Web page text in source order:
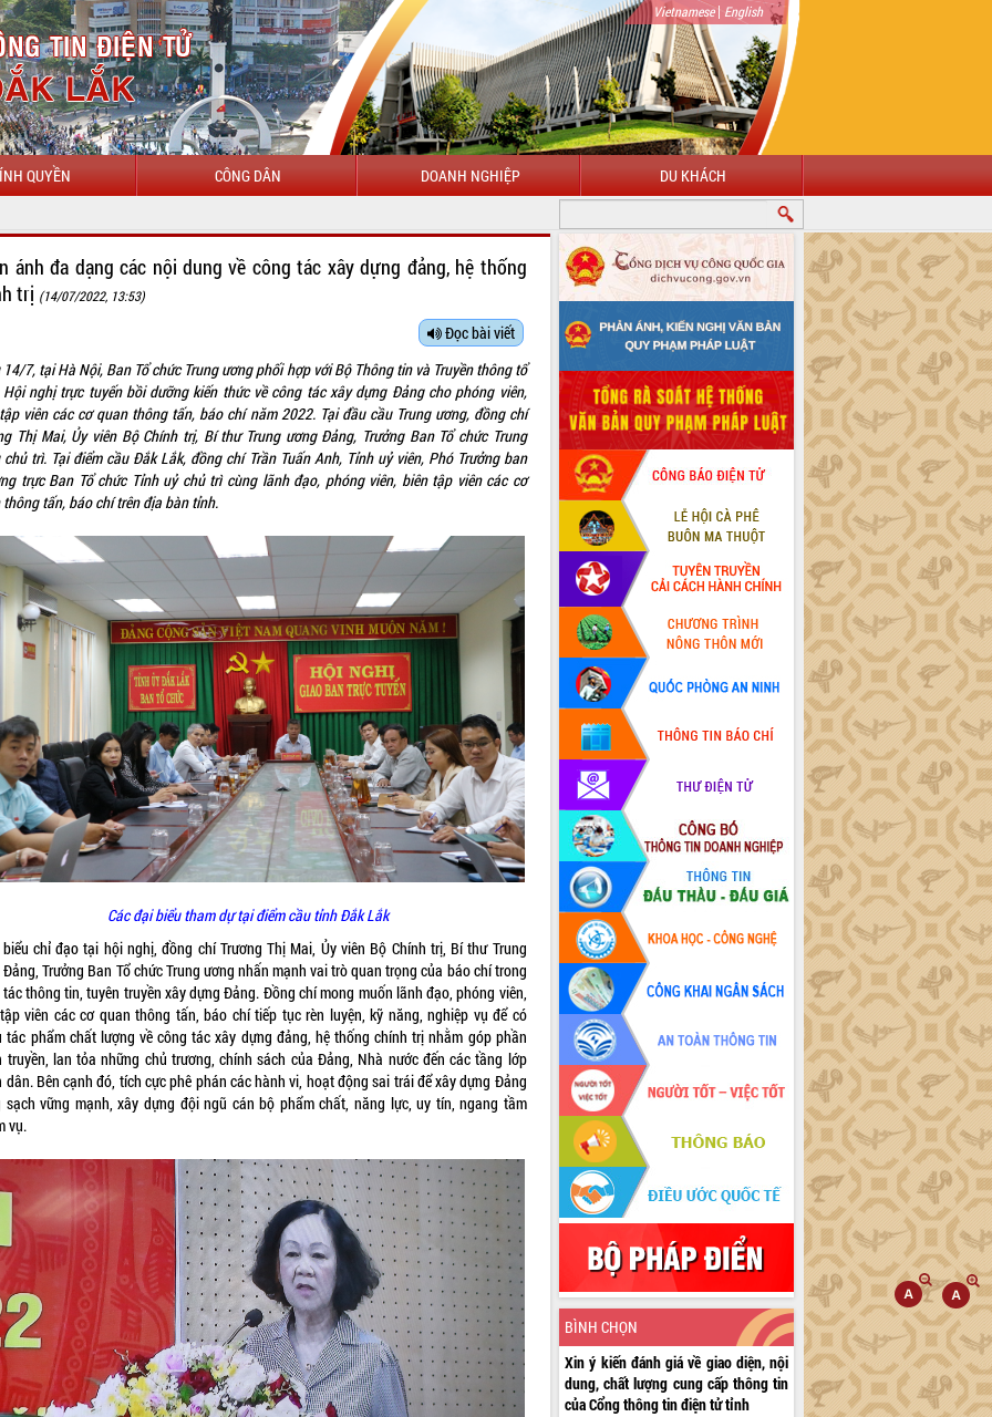
Vietnamese| English
QUYỀN CÔNG DÂN DOANH NGHIỆP DU KHÁCH
CHÀO MỪNG ĐẾN VỚI CỔNG THÔNG TIN ĐIỆN TỬ TỈNH ĐẮK LẮK
ánh đa dạng các nội dung về công tác xây dựng đảng, hệ thống
trị (14/07/2022, 13:53)
Đọc bài viết
14/7, tại Hà Nội, Ban Tổ chức Trung ương phối hợp với Bộ Thông tin và Truyền thông tổ
Hội nghị trực tuyến bồi dưỡng kiến thức về công tác xây dựng Đảng cho phóng viên,
viên các cơ quan thông tấn, báo chí năm 2022. Tại đầu cầu Trung ương, đồng chí
Thị Mai, Ủy viên Bộ Chính trị, Bí thư Trung ương Đảng, Trưởng Ban Tổ chức Trung
chủ trì. Tại điểm cầu Đắk Lắk, đồng chí Trần Tuấn Anh, Tỉnh uỷ viên, Phó Trưởng ban
trực Ban Tổ chức Tỉnh uỷ chủ trì cùng lãnh đạo, phóng viên, biên tập viên các cơ
thông tấn, báo chí trên địa bàn tỉnh.
Các đại biểu tham dự tại điểm cầu tỉnh Đắk Lắk
chỉ đạo tại hội nghị, đồng chí Trương Thị Mai, Ủy viên Bộ Chính trị, Bí thư Trung
Trưởng Ban Tổ chức Trung ương nhấn mạnh vai trò quan trọng của báo chí trong
thông tin, tuyên truyền xây dựng Đảng. Đồng chí mong muốn lãnh đạo, phóng viên,
viên các cơ quan thông tấn, báo chí tiếp tục rèn luyện, kỹ năng, nghiệp vụ để có
tác phẩm chất lượng về công tác xây dựng đảng, hệ thống chính trị nhằm góp phần
truyền, lan tỏa những chủ trương, chính sách của Đảng, Nhà nước đến các tầng lớp
dân. Bên cạnh đó, tích cực phê phán các hành vi, hoạt động sai trái để xây dựng Đảng
sạch vững mạnh, xây dựng đội ngũ cán bộ phẩm chất, năng lực, uy tín, ngang tầm
vụ.
BÌNH CHỌN
Xin ý kiến đánh giá về giao diện, nội
dung, chất lượng cung cấp thông tin
của Cổng thông tin điện tử tỉnh